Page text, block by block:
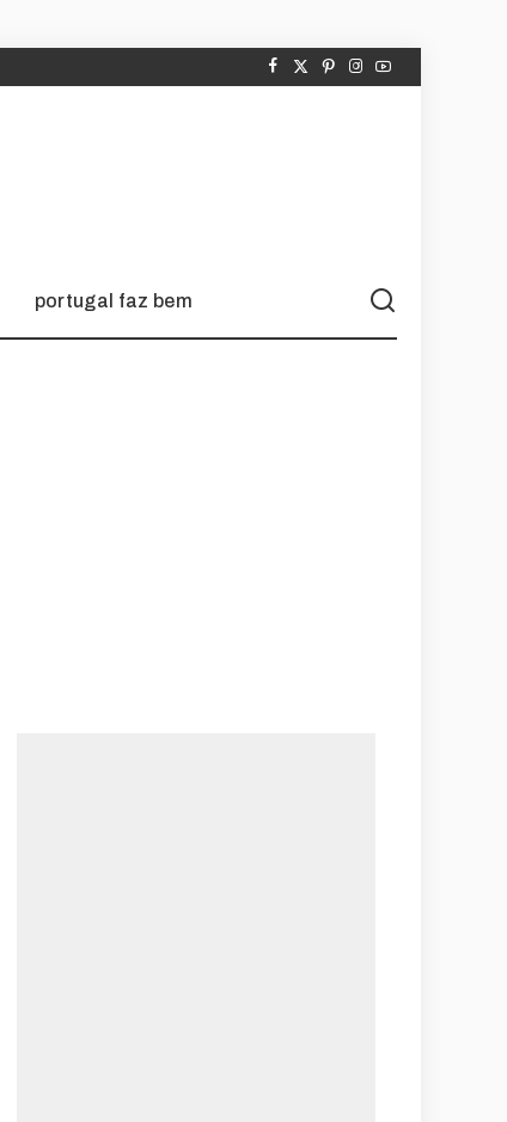
portugal faz bem